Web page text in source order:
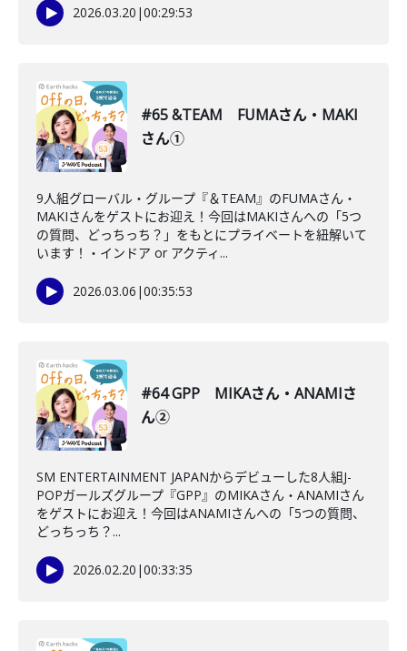
2026.03.20 |00:29:53
#65 &TEAM FUMAさん・MAKI
さん①
9人組グローバル・グループ『＆TEAM』のFUMAさん・
MAKIさんをゲストにお迎え！今回はMAKIさんへの「5つ
の質問、どっちっち？」をもとにプライベートを紐解いて
います！・インドア or アクティ...
2026.03.06 |00:35:53
#64 GPP MIKAさん・ANAMIさ
ん②
SM ENTERTAINMENT JAPANからデビューした8人組J-
POPガールズグループ『GPP』のMIKAさん・ANAMIさん
をゲストにお迎え！今回はANAMIさんへの「5つの質問、
どっちっち？...
2026.02.20 |00:33:35